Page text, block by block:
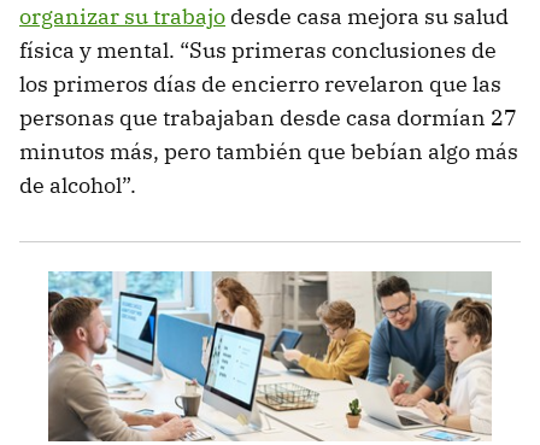
organizar su trabajo desde casa mejora su salud
física y mental. “Sus primeras conclusiones de
los primeros días de encierro revelaron que las
personas que trabajaban desde casa dormían 27
minutos más, pero también que bebían algo más
de alcohol”.